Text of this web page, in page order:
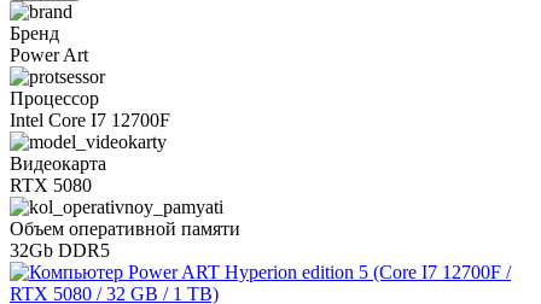
Бренд
Power Art
Процессор
Intel Core I7 12700F
Видеокарта
RTX 5080
Объем оперативной памяти
32Gb DDR5